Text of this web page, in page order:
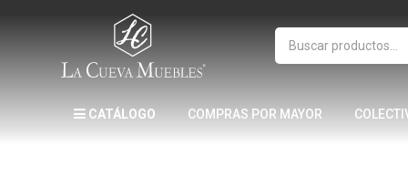
CATÁLOGO COMPRAS POR MAYOR